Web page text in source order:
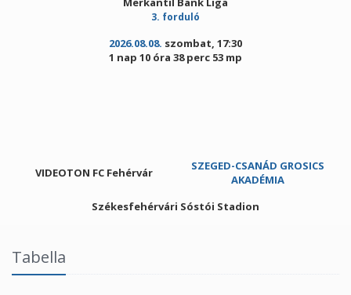
3. forduló
2026.08.08. szombat, 17:30
1 nap 10 óra 38 perc 52 mp
VIDEOTON FC Fehérvár
SZEGED-CSANÁD GROSICS
AKADÉMIA
Székesfehérvári Sóstói Stadion
Tabella